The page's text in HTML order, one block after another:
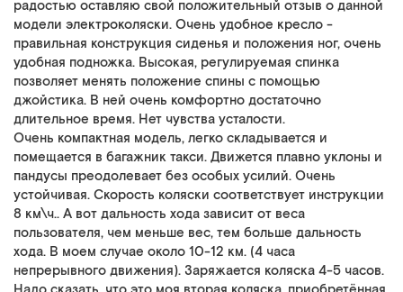
радостью оставляю свой положительный отзыв о данной
модели электроколяски. Очень удобное кресло -
правильная конструкция сиденья и положения ног, очень
удобная подножка. Высокая, регулируемая спинка
позволяет менять положение спины с помощью
джойстика. В ней очень комфортно достаточно
длительное время. Нет чувства усталости.
Очень компактная модель, легко складывается и
помещается в багажник такси. Движется плавно уклоны и
пандусы преодолевает без особых усилий. Очень
устойчивая. Скорость коляски соответствует инструкции
8 км\ч.. А вот дальность хода зависит от веса
пользователя, чем меньше вес, тем больше дальность
хода. В моем случае около 10-12 км. (4 часа
непрерывного движения). Заряжается коляска 4-5 часов.